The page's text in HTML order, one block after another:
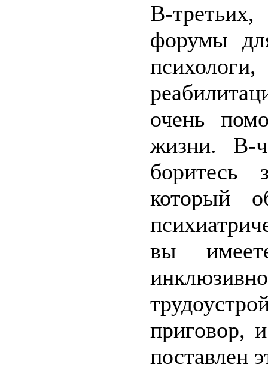
В-
форумы
очень
жизни. В-
который
вы
приговор,
поставлен